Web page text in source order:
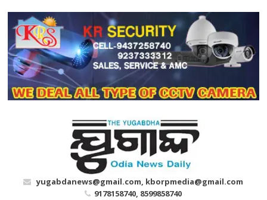
content
yugabdanews@gmail.com, kborpmedia@gmail.com
9178158740, 8599858740